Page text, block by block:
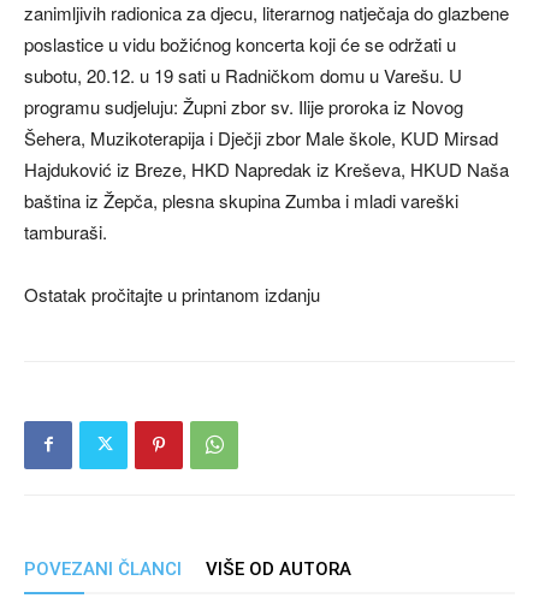
zanimljivih radionica za djecu, literarnog natječaja do glazbene
poslastice u vidu božićnog koncerta koji će se održati u
subotu, 20.12. u 19 sati u Radničkom domu u Varešu. U
programu sudjeluju: Župni zbor sv. Ilije proroka iz Novog
Šehera, Muzikoterapija i Dječji zbor Male škole, KUD Mirsad
Hajduković iz Breze, HKD Napredak iz Kreševa, HKUD Naša
baština iz Žepča, plesna skupina Zumba i mladi vareški
tamburaši.
Ostatak pročitajte u printanom izdanju
POVEZANI ČLANCI VIŠE OD AUTORA